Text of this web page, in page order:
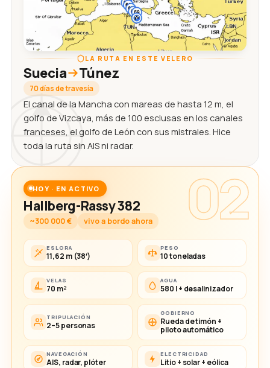
LA RUTA EN ESTE VELERO
Suecia Túnez
70 días de travesía
El canal de la Mancha con mareas de hasta 12 m, el
golfo de Vizcaya, más de 100 esclusas en los canales
franceses, el golfo de León con sus mistrales. Hice
toda la ruta sin AIS ni radar.
02
HOY · EN ACTIVO
Hallberg-Rassy 382
~300 000 € vivo a bordo ahora
ESLORA
11,62 m (38′)
PESO
10 toneladas
VELAS
70 m²
AGUA
580 l + desalinizador
TRIPULACIÓN
2–5 personas
GOBIERNO
Rueda de timón +
piloto automático
NAVEGACIÓN
AIS, radar, plóter
ELECTRICIDAD
Litio + solar + eólica